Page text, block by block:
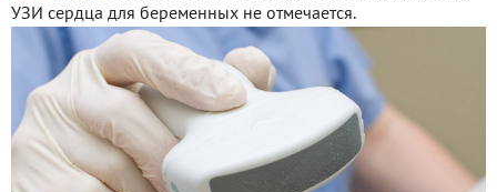
УЗИ сердца для беременных не отмечается.